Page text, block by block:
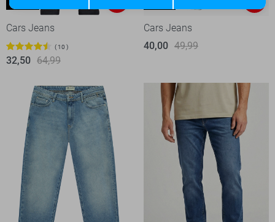
Cars Jeans
10
32,50 64,99
Cars Jeans
40,00 49,99